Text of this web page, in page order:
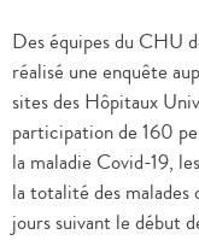
Des équipes du CHU
réalisé une enquête
sites des Hôpitaux
participation de 160
la maladie Covid-19,
la totalité des malades
jours suivant le début